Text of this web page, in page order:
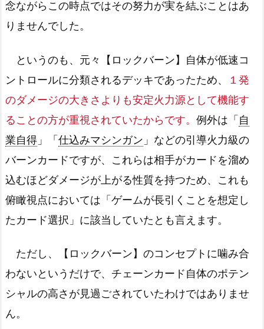
念ながらこの時点ではその努力が実を結ぶことはあ
りませんでした。
というのも、元々【ロックバーン】自体が低速コ
ントロールに分類されるデッキであったため、
１発
のダメージの大きさよりも安定火力源として機能す
ることの方が重視されていたからです。 例外は「 自
業自得 」「 仕込みマシンガン 」などの引導火力級の
バーンカードですが、これらは相手がカードを溜め
込むほどダメージが上がる性質を持つため、これも
俯瞰視点においては「ゲームが長引くことを想定し
たカード選択」に該当していたとも言えます。
ただし、【ロックバーン】のコンセプトに噛み合
わないというだけで、チェーンカード自体のポテン
シャルの高さが見過ごされていたわけではありませ
ん。